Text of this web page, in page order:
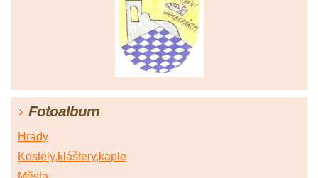
Fotoalbum
Hrady
Kostely,kláštery,kaple